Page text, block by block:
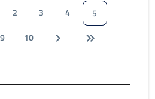
2 3 4
5
9 10